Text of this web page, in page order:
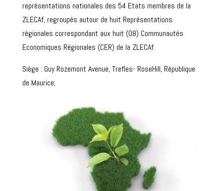
représentations nationales des 54 Etats membres de la
ZLECAf, regroupés autour de huit Représentations
régionales correspondant aux huit (08) Communautés
Economiques Régionales (CER) de la ZLECAf.
Siège : Guy Rozemont Avenue, Trefles- RoseHill, République
de Maurice;